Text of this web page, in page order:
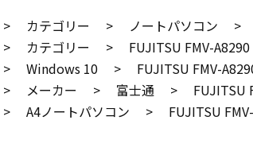
> カテゴリー > ノートパソコン >
> カテゴリー >
FUJITSU FMV-A8290
> Windows 10 >
FUJITSU FMV-
> メーカー > 富士通 >
FUJITSU
> A4ノートパソコン > FUJITSU